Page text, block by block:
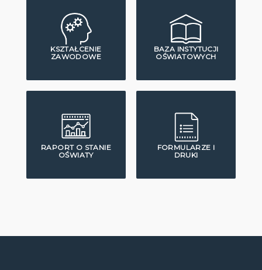
KSZTAŁCENIE
ZAWODOWE
BAZA INSTYTUCJI
OŚWIATOWYCH
RAPORT O STANIE
OŚWIATY
FORMULARZE I
DRUKI